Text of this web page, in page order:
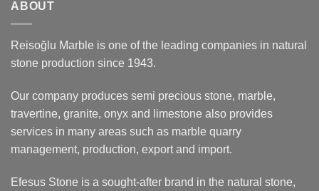
ABOUT
Reisoğlu Marble is one of the leading companies in natural
stone production since 1943.
Our company produces semi precious stone, marble,
travertine, granite, onyx and limestone also provides
services in many areas such as marble quarry
management, production, export and import.
Efesus Stone is a sought-after brand in the natural stone,